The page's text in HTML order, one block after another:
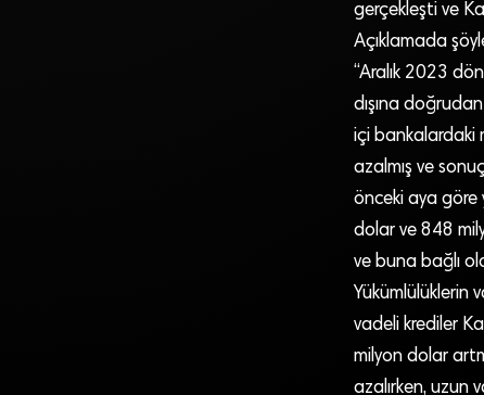
gerçekleşti ve
Açıklamada
“Aralık 2023
dışına
içi bankalardaki
azalmış ve
önceki aya göre
dolar ve 848
ve buna bağlı
Yükümlülüklerin
vadeli krediler
milyon dolar
azalırken, uzun